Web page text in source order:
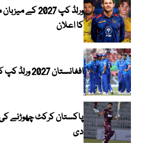
ورلڈ کپ 2027
کا اعلان
افغانستان 2027 ورلڈ کپ کے لیے کوالیفائی کرگیا
پاکستان کرکٹ چھوڑنے
دی